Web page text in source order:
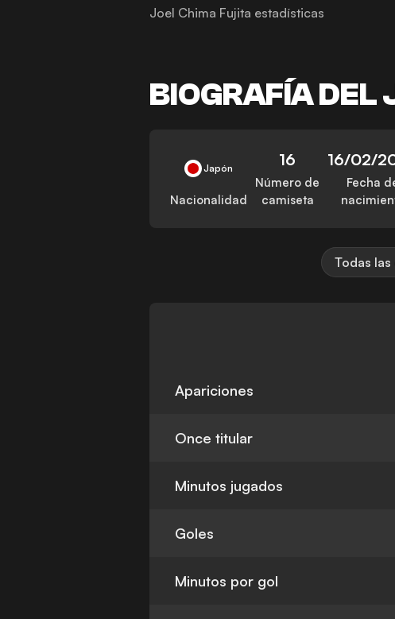
Joel Chima Fujita estadísticas
BIOGRAFÍA DEL
Japón
Nacionalidad
16
Número de
camiseta
16/02/
Fecha
Todas
Apariciones
Once titular
Minutos jugados
Goles
Minutos por gol